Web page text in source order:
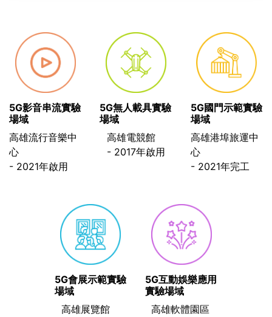
5G影音串流實驗
場域
高雄流行音樂中
心
- 2021年啟用
5G無人載具實驗
場域
高雄電競館
- 2017年啟用
5G國門示範實驗
場域
高雄港埠旅運中
心
- 2021年完工
5G會展示範實驗
場域
高雄展覽館
5G互動娛樂應用
實驗場域
高雄軟體園區